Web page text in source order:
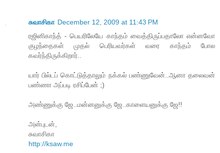
சுவாசிகா December 12, 2009 at 11:43 PM
ரஜினிகாந்த் - பெயரிலேயே காந்தம் வைத்திருப்பதாலோ என்னவோ
குழந்தைகள் முதல் பெரியவர்கள் வரை காந்தம் போல
கவர்ந்திருக்கிறார்..
யார் பில்டப் கொட்டுத்தாலும் நக்கல் பண்ணுவேன்..ஆனா தலைவன்
பண்ணா அப்படி ரசிப்பேன் ;)
அண்ணுக்கு ஜே..மன்னனுக்கு ஜே..காளையனுக்கு ஜே!!
அன்புடன்,
சுவாசிகா
http://ksaw.me